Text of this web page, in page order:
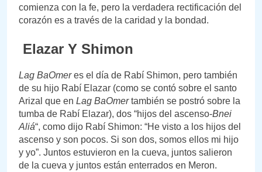
comienza con la fe, pero la verdadera rectificación del
corazón es a través de la caridad y la bondad.
Elazar Y Shimon
Lag BaOmeres el día de Rabí Shimon, pero también
de su hijo Rabí Elazar (como se contó sobre el santo
Arizal que en Lag BaOmertambién se postró sobre la
tumba de Rabí Elazar), dos “hijos del ascenso-Bnei
Aliá“, como dijo Rabí Shimon: “He visto a los hijos del
ascenso y son pocos. Si son dos, somos ellos mi hijo
y yo”. Juntos estuvieron en la cueva, juntos salieron
de la cueva y juntos están enterrados en Meron.